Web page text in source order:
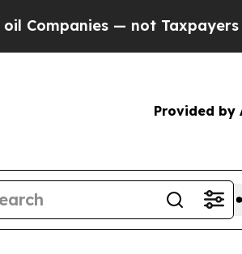
— not Taxpayers — the
Provided by